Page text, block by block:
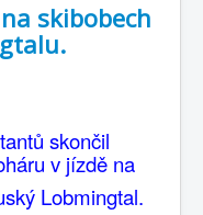
skibobech
skončil
v jízdě na
Lobmingtal.